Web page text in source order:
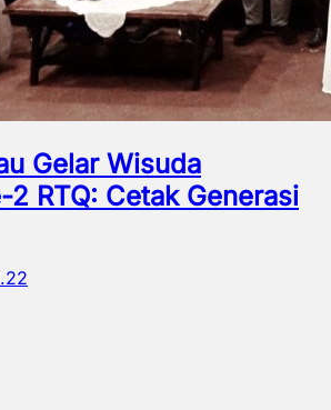
Gelar Wisuda
2 RTQ: Cetak Generasi